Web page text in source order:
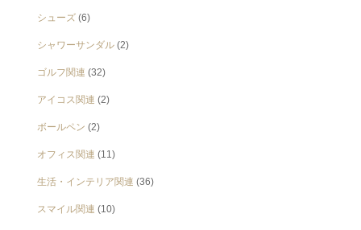
シューズ (6)
シャワーサンダル (2)
ゴルフ関連 (32)
アイコス関連 (2)
ボールペン (2)
オフィス関連 (11)
生活・インテリア関連 (36)
スマイル関連 (10)